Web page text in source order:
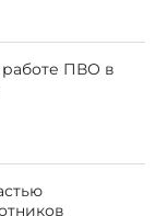
ПВО в